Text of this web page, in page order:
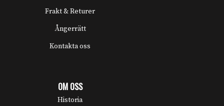
Frakt & Returer
Ångerrätt
Kontakta oss
OM OSS
Historia